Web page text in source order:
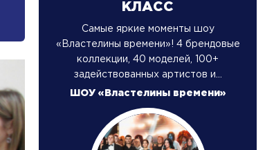
КЛАСС
Самые яркие моменты шоу
«Властелины времени»! 4 брендовые
коллекции, 40 моделей, 100+
задействованных артистов и...
ШОУ «Властелины времени»